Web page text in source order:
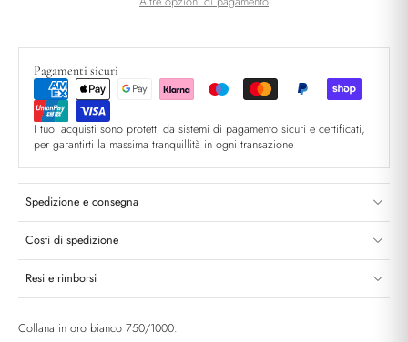
Pagamenti sicuri
I tuoi acquisti sono protetti da sistemi di pagamento sicuri e certificati,
per garantirti la massima tranquillità in ogni transazione
Spedizione e consegna
Costi di spedizione
Resi e rimborsi
Collana in oro bianco 750/1000.